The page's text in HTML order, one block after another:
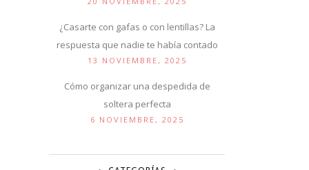
¿Casarte con gafas o con lentillas? La
respuesta que nadie te había contado
13 NOVIEMBRE, 2025
Cómo organizar una despedida de
soltera perfecta
6 NOVIEMBRE, 2025